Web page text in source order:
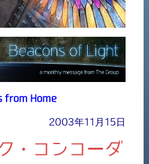
from Home
2003年11月15日
・コンコーダ